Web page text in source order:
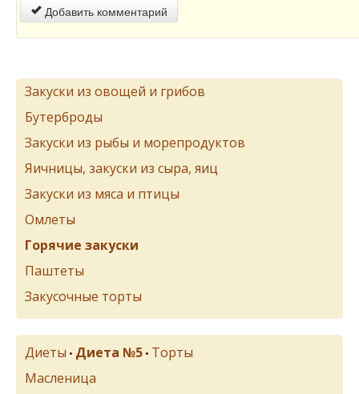
Добавить комментарий
Закуски из овощей и грибов
Бутерброды
Закуски из рыбы и морепродуктов
Яичницы, закуски из сыра, яиц
Закуски из мяса и птицы
Омлеты
Горячие закуски
Паштеты
Закусочные торты
Диеты • Диета №5 • Торты
Масленица